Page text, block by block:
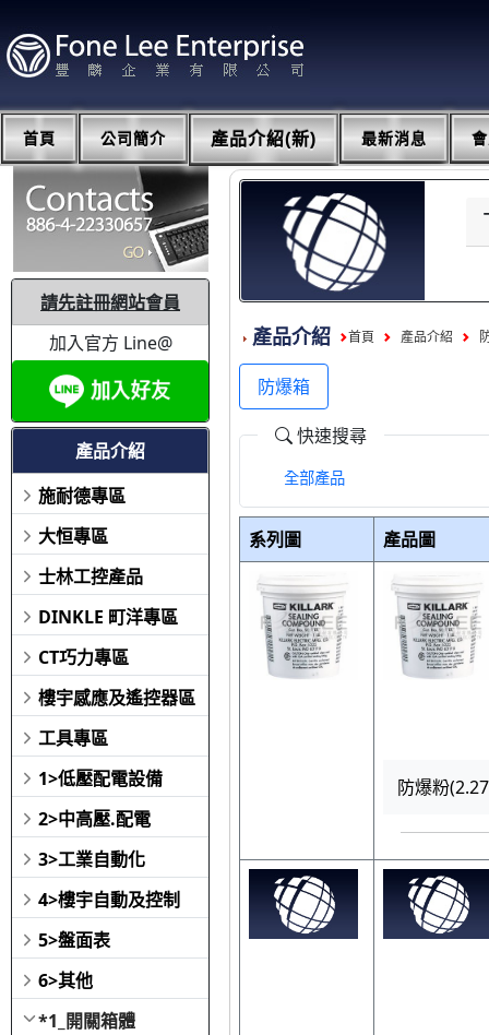
首頁 公司簡介 產品介紹(新) 最新消息
請先註冊網站會員
加入官方 Line@
產品介紹
施耐德專區
大恒專區
士林工控產品
DINKLE 町洋專區
CT巧力專區
樓宇感應及遙控器區
工具專區
1>低壓配電設備
2>中高壓.配電
3>工業自動化
4>樓宇自動及控制
5>盤面表
6>其他
*1_開關箱體
產品介紹 首頁 產品介紹
防爆箱
快速搜尋
全部產品
系列圖 產品圖
防爆粉